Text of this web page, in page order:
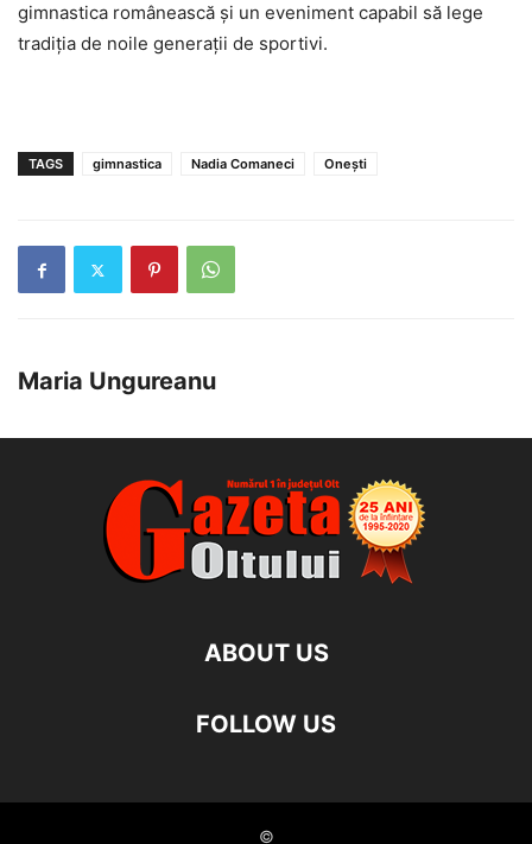
gimnastica românească și un eveniment capabil să lege
tradiția de noile generații de sportivi.
TAGS gimnastica Nadia Comaneci Onești
Maria Ungureanu
ABOUT US
FOLLOW US
©